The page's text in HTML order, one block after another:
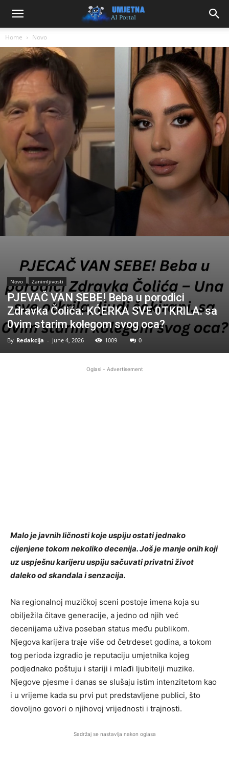
Home Novo
Novo Zanimljivosti
PJEVAČ VAN SEBE! Beba u porodici
Zdravka Čolića: KĆERKA SVE 0TKRlLA: sa
0vim starim kolegom svog oca?
By Redakcija - June 4, 2026 1009 0
Oglasi - Advertisement
Malo je javnih ličnosti koje uspiju ostati jednako
cijenjene tokom nekoliko decenija. Još je manje onih koji
uz uspješnu karijeru uspiju sačuvati privatni život
daleko od skandala i senzacija.
Na regionalnoj muzičkoj sceni postoje imena koja su
obilježila čitave generacije, a jedno od njih već
decenijama uživa poseban status među publikom.
Njegova karijera traje više od četrdeset godina, a tokom
tog perioda izgradio je reputaciju umjetnika kojeg
podjednako poštuju i stariji i mlađi ljubitelji muzike.
Njegove pjesme i danas se slušaju istim intenzitetom kao
i u vrijeme kada su prvi put predstavljene publici, što
dovoljno govori o njihovoj vrijednosti i trajnosti.
Sadržaj se nastavlja nakon oglasa